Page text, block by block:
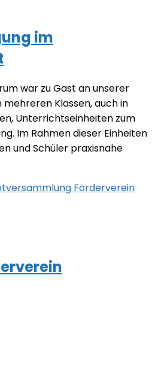
im
war zu Gast an unserer
Klassen, auch in
Unterrichtseinheiten zum
Im Rahmen dieser Einheiten
und Schüler praxisnahe